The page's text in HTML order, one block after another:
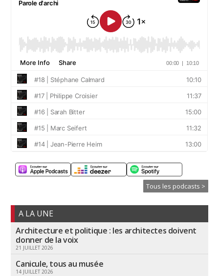
Tous les podcasts >
A LA UNE
Architecture et politique : les architectes doivent
donner de la voix
21 JUILLET 2026
Canicule, tous au musée
14 JUILLET 2026